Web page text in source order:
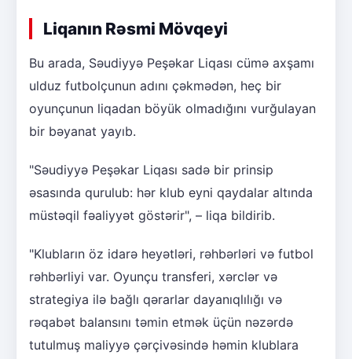
Liqanın Rəsmi Mövqeyi
Bu arada, Səudiyyə Peşəkar Liqası cümə axşamı
ulduz futbolçunun adını çəkmədən, heç bir
oyunçunun liqadan böyük olmadığını vurğulayan
bir bəyanat yayıb.
"Səudiyyə Peşəkar Liqası sadə bir prinsip
əsasında qurulub: hər klub eyni qaydalar altında
müstəqil fəaliyyət göstərir", – liqa bildirib.
"Klubların öz idarə heyətləri, rəhbərləri və futbol
rəhbərliyi var. Oyunçu transferi, xərclər və
strategiya ilə bağlı qərarlar dayanıqlılığı və
rəqabət balansını təmin etmək üçün nəzərdə
tutulmuş maliyyə çərçivəsində həmin klublara